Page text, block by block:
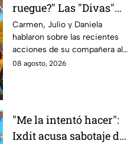
ruegue?" Las "Divas"
lamentan el
comportamiento de
Michelle en MasterChef
24/7
Carmen, Julio y Daniela
hablaron sobre las recientes
acciones de su compañera al
interior del Mundo MasterChef
08 agosto, 2026
"Me la intentó hacer":
Ixdit acusa sabotaje de